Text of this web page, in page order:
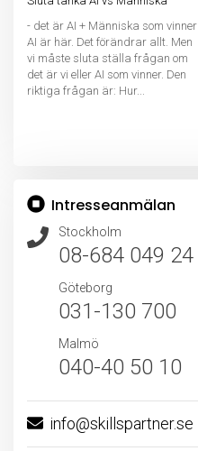
- det är AI + Människa som vinner
AI är här. Det förändrar allt. Men
vi måste sluta ställa frågan om
det är vi eller AI som vinner. Den
riktiga frågan är: Hur...
Intresseanmälan
Stockholm
08-684 049 24
Göteborg
031-130 700
Malmö
040-40 50 10
info@skillspartner.se